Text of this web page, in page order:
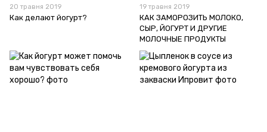
20 травня 2019
Как делают йогурт?
19 травня 2019
КАК ЗАМОРОЗИТЬ МОЛОКО,
СЫР, ЙОГУРТ И ДРУГИЕ
МОЛОЧНЫЕ ПРОДУКТЫ